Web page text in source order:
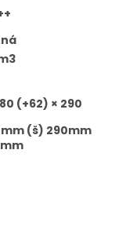
(+62) × 290
(š) 290mm